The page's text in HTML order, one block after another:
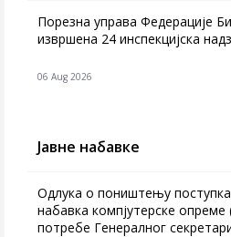
Порезна управа Федерације
извршена 24 инспекцијска
06 Aug 2026
Јавне набавке
Одлука о поништењу
набавка компјутерске
потребе Генералног